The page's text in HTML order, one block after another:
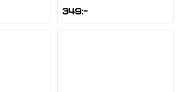
349:-